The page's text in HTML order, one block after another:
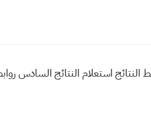
واسط الدور الاول 2021 نتائج السادس الادبي محافظة واسط دور اول 2021 رابط النتائج